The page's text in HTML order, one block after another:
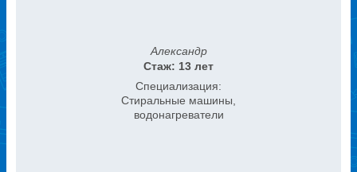
Александр
Стаж: 13 лет
Специализация:
Стиральные машины,
водонагреватели